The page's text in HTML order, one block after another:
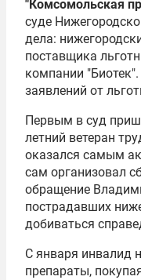
"Комсомольская
суде
дела:
поставщика
компании
заявлений от
Первым в суд
летний ветеран
оказался самым
сам организовал
обращение
пострадавших
добиваться
С января инвалид
препараты,